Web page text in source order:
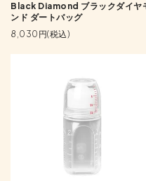
Black Diamond ブラックダイヤ
ンド ダートバッグ
8,030円(税込)